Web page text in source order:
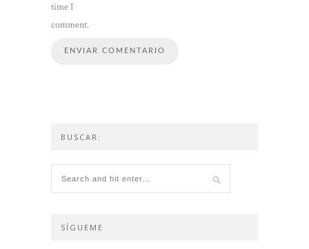
time I
comment.
BUSCAR:
SÍGUEME